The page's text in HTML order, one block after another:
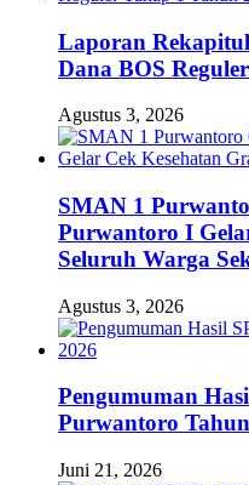
Laporan
Dana BOS
Agustus 3, 2026
SMAN 1
Purwantoro I
Seluruh Warga
Agustus 3, 2026
Pengumuman
Purwantoro
Juni 21, 2026